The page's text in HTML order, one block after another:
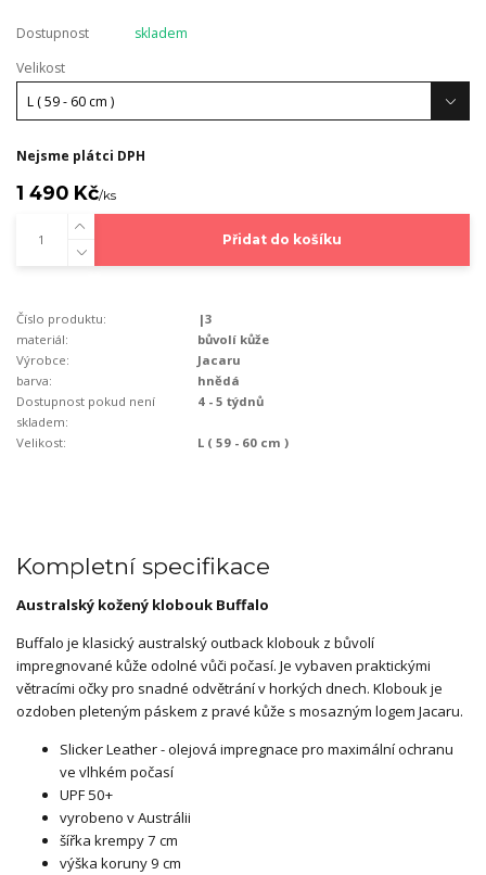
Dostupnost
skladem
Velikost
Nejsme plátci DPH
1 490 Kč/ks
Přidat do košíku
Číslo produktu:
|3
materiál:
bůvolí kůže
Výrobce:
Jacaru
barva:
hnědá
Dostupnost pokud není
skladem:
4 - 5 týdnů
Velikost: L ( 59 - 60 cm )
Kompletní specifikace
Australský kožený klobouk Buffalo
Buffalo je klasický australský outback klobouk z bůvolí
impregnované kůže odolné vůči počasí. Je vybaven praktickými
větracími očky pro snadné odvětrání v horkých dnech. Klobouk je
ozdoben pleteným páskem z pravé kůže s mosazným logem Jacaru.
Slicker Leather - olejová impregnace pro maximální ochranu
ve vlhkém počasí
UPF 50+
vyrobeno v Austrálii
šířka krempy 7 cm
výška koruny 9 cm